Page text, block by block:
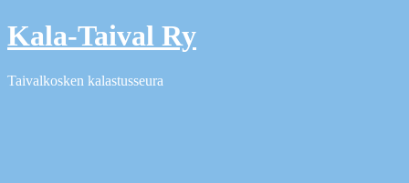
Kala-Taival Ry
Taivalkosken kalastusseura